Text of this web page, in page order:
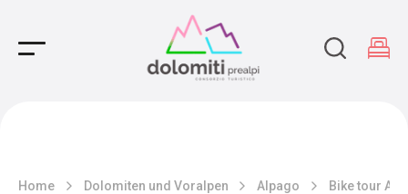
Main Navigation
Home Dolomiten und Voralpen Alpago Bike tour